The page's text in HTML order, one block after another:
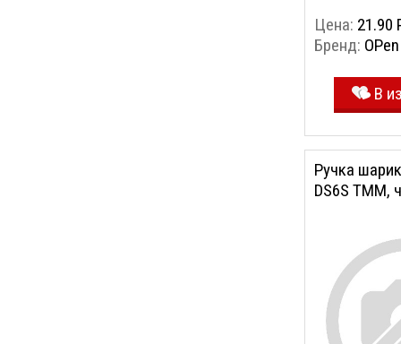
Цена: 21.90
Бренд: OPen
В
Ручка
DS6S TMM,